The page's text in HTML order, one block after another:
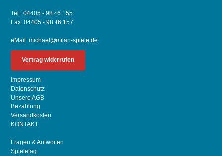
Tel.: 04405 - 98 46 155
Fax: 04405 - 98 46 157
eMail:michael@milan-spiele.de
Vertrag widerrufen
Impressum
Datenschutz
Unsere AGB
Bezahlung
Versandkosten
KONTAKT
Fragen & Antworten
Spieletag